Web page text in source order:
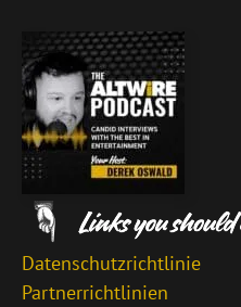
Datenschutzrichtlinie
Partnerrichtlinien